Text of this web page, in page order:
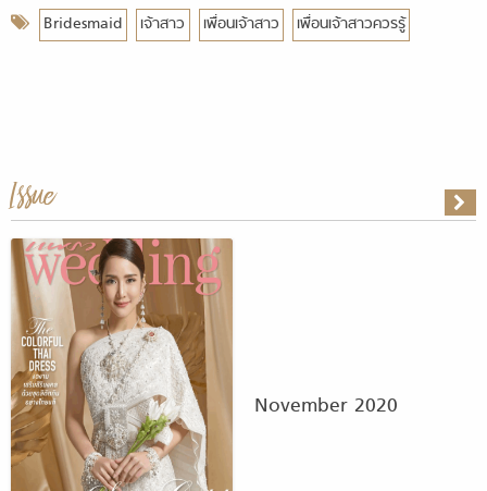
Bridesmaid เจ้าสาว เพื่อนเจ้าสาว เพื่อนเจ้าสาวควรรู้
Issue
November 2020